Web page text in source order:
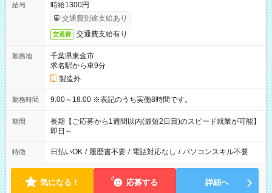
給与
時給1300円
交通費別途支給あり
交通費 交通費支給有り
勤務地
千葉県東金市
求名駅から車9分
製造外
勤務時間 9:00～18:00 ※表記のうち実働8時間です。
期間
長期【ご応募から1週間以内(最短2日目)のスピード就業が可能】
即日～
特徴 日払いOK / 履歴書不要 / 電話対応なし / パソコンスキル不要
気になる！ 応募する 詳細へ